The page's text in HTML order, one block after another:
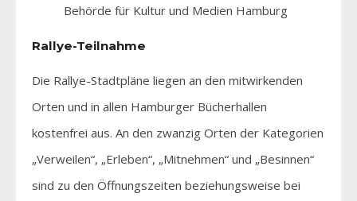
Behörde für Kultur und Medien Hamburg
Rallye-Teilnahme
Die Rallye-Stadtpläne liegen an den mitwirkenden
Orten und in allen Hamburger Bücherhallen
kostenfrei aus. An den zwanzig Orten der Kategorien
„Verweilen“, „Erleben“, „Mitnehmen“ und „Besinnen“
sind zu den Öffnungszeiten beziehungsweise bei